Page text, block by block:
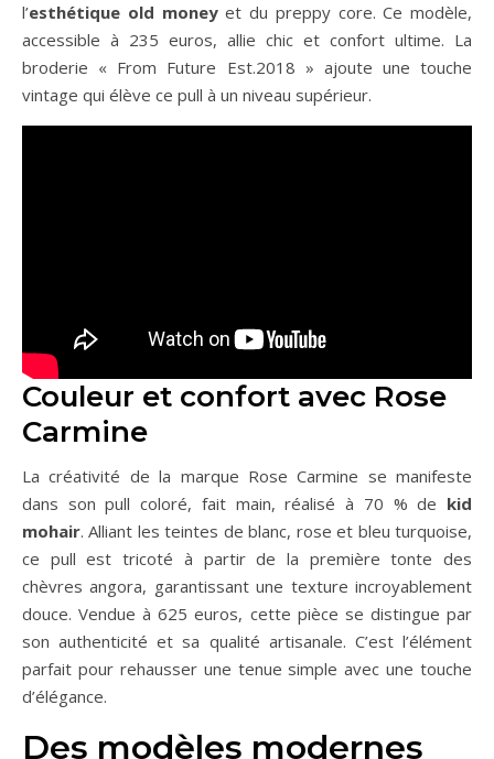
l’esthétique old moneyet du preppy core. Ce modèle,
accessible à 235 euros, allie chic et confort ultime. La
broderie « From Future Est.2018 » ajoute une touche
vintage qui élève ce pull à un niveau supérieur.
Couleur et confort avec Rose
Carmine
La créativité de la marque Rose Carmine se manifeste
dans son pull coloré, fait main, réalisé à 70 % de kid
mohair. Alliant les teintes de blanc, rose et bleu turquoise,
ce pull est tricoté à partir de la première tonte des
chèvres angora, garantissant une texture incroyablement
douce. Vendue à 625 euros, cette pièce se distingue par
son authenticité et sa qualité artisanale. C’est l’élément
parfait pour rehausser une tenue simple avec une touche
d’élégance.
Des modèles modernes